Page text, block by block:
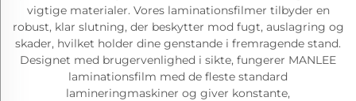
vigtige materialer. Vores laminationsfilmer tilbyder en
robust, klar slutning, der beskytter mod fugt, auslagring og
skader, hvilket holder dine genstande i fremragende stand.
Designet med brugervenlighed i sikte, fungerer MANLEE
laminationsfilm med de fleste standard
lamineringmaskiner og giver konstante,